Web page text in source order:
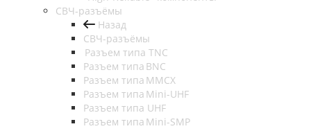
СВЧ-разъёмы
Назад
СВЧ-разъёмы
Разъем типа TNC
Разъем типа BNC
Разъем типа MMCX
Разъем типа Mini-UHF
Разъем типа UHF
Разъем типа Mini-SMP